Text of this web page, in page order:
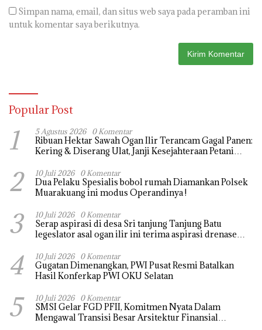
Simpan nama, email, dan situs web saya pada peramban ini
untuk komentar saya berikutnya.
Popular Post
1 5 Agustus 2026 0 Komentar
Ribuan Hektar Sawah Ogan Ilir Terancam Gagal Panen:
Kering & Diserang Ulat, Janji Kesejahteraan Petani
2 10 Juli 2026 0 Komentar
Dua Pelaku Spesialis bobol rumah Diamankan Polsek
Muarakuang ini modus Operandinya !
3 10 Juli 2026 0 Komentar
Serap aspirasi di desa Sri tanjung Tanjung Batu
legeslator asal ogan ilir ini terima aspirasi drenase
hujan
4 10 Juli 2026 0 Komentar
Gugatan Dimenangkan, PWI Pusat Resmi Batalkan
Hasil Konferkap PWI OKU Selatan
5 10 Juli 2026 0 Komentar
SMSI Gelar FGD PFII, Komitmen Nyata Dalam
Mengawal Transisi Besar Arsitektur Finansial